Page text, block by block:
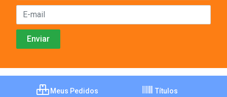
Meus Pedidos Títulos